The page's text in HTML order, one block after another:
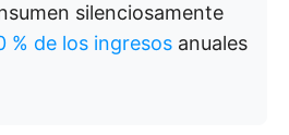
silenciosamente
% de los ingresos anuales